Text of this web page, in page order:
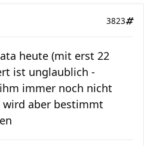
3823
heute (mit erst 22
ist unglaublich -
immer noch nicht
wird aber bestimmt